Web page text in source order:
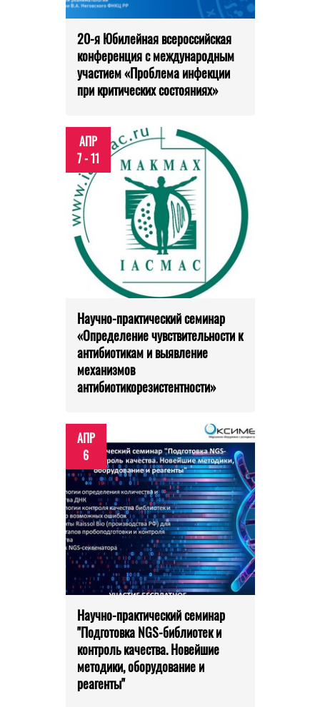
20-я Юбилейная всероссийская
конференция с международным
участием «Проблема инфекции
при критических состояниях»
АПР
7 - 11
Научно-практический семинар
«Определение чувствительности к
антибиотикам и выявление
механизмов
антибиотикорезистентности»
АПР
6
Научно-практический семинар
"Подготовка NGS-библиотек и
контроль качества. Новейшие
методики, оборудование и
реагенты"